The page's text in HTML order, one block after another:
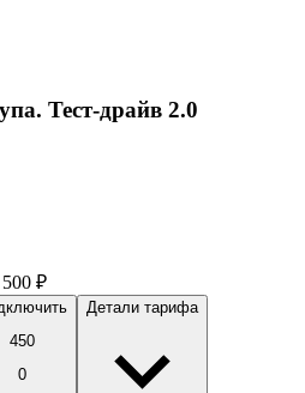
Тест-драйв 2.0
₽
450
0
Детали тарифа